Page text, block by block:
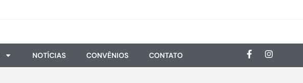
NOTÍCIAS CONVÊNIOS CONTATO